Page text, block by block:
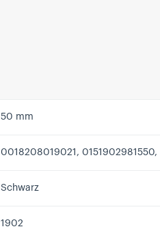
50 mm
0018208019021,
Schwarz
1902